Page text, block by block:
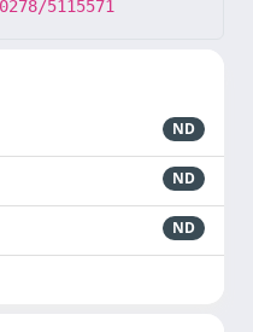
5115571
ND
ND
ND